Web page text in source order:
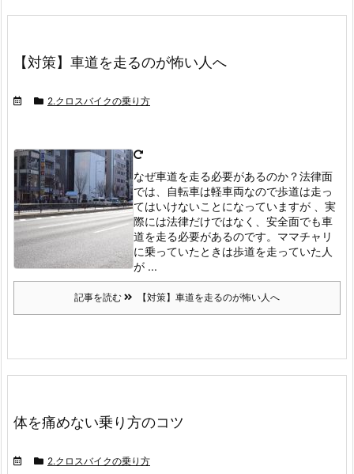
【対策】車道を走るのが怖い人へ
2.クロスバイクの乗り方
なぜ車道を走る必要があるのか？法律面
では、自転車は軽車両なので歩道は走っ
てはいけないことになっていますが 、実
際には法律だけではなく、安全面でも車
道を走る必要があるのです。 ママチャリ
に乗っていたときは歩道を走っていた人
が ...
記事を読む 【対策】車道を走るのが怖い人へ
体を痛めない乗り方のコツ
2.クロスバイクの乗り方